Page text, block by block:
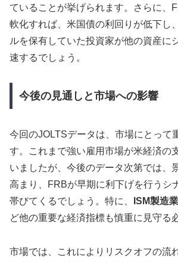
ていることが挙げられます。さらに、
軟化すれば、米国債の利回りが低下し
ルを保有していた投資家が他の資産に
速するでしょう。
今後の見通しと市場への影響
今回のJOLTSデータは、市場にとって
す。これまで強い雇用市場が米経済の
いましたが、今後のデータ次第では、
高まり、FRBが早期に利下げを行うシ
帯びてくるでしょう。特に、
ISM製造
ど他の重要な経済指標も慎重に見守る
市場では、これによりリスクオフの流